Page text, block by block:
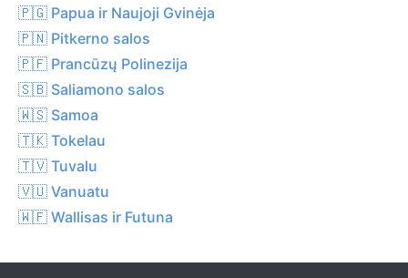
🇵🇬 Papua ir Naujoji Gvinėja
🇵🇳 Pitkerno salos
🇵🇫 Prancūzų Polinezija
🇸🇧 Saliamono salos
🇼🇸 Samoa
🇹🇰 Tokelau
🇹🇻 Tuvalu
🇻🇺 Vanuatu
🇼🇫 Wallisas ir Futuna